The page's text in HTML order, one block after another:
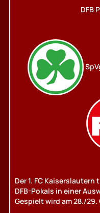
DFB
Der 1. FC
DFB-Pokals in einer
Gespielt wird am 28./29.